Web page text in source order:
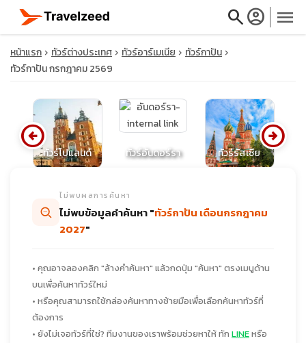
searchaccount_circle menu
close
travel_explore
หน้าแรก ทัวร์ต่างประเทศ ทัวร์อาร์เมเนีย
ทัวร์กาปัน
ทัวร์กาปัน กรกฎาคม 2569
ทัวร์โปแลนด์ ทัวร์อันดอร์รา ทัวร์รัสเซีย
arrow_circle_left arrow_circle_right
ไม่พบผลการค้นหา
ไม่พบข้อมูลคำค้นหา "ทัวร์กาปัน เดือนกรกฎาคม
2027"
• คุณอาจลองคลิก "ล้างคำค้นหา" แล้วกดปุ่ม "ค้นหา" ตรงเมนูด้าน
บนเพื่อค้นหาทัวร์ใหม่
• หรือคุณสามารถใช้กล่องค้นหาทางซ้ายมือเพื่อเลือกค้นหาทัวร์ที่
ต้องการ
• ยังไม่เจอทัวร์ที่ใช่? ทีมงานของเราพร้อมช่วยหาให้ ทัก LINEหรือ